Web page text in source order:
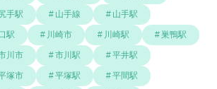
手駅 山手線 山手駅
駅 川崎市 川崎駅 巣鴨駅
川市 市川駅 平井駅
塚市 平塚駅 平間駅